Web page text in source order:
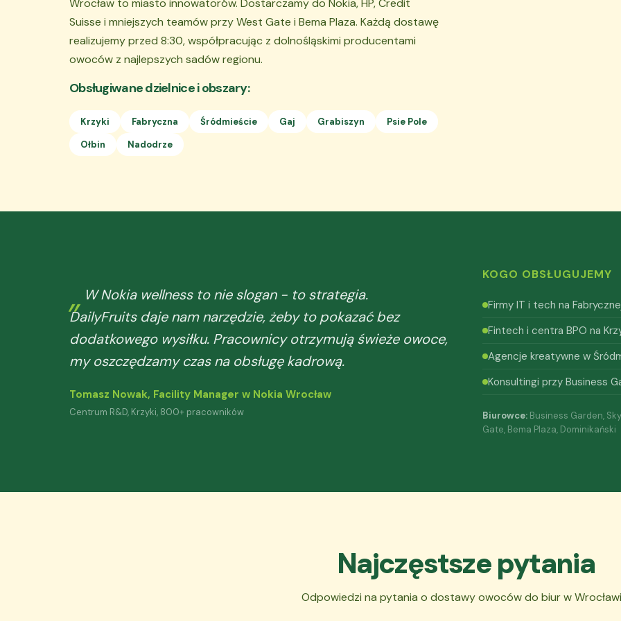
Wrocław to miasto innowatorów. Dostarczamy do Nokia, HP, Credit
Suisse i mniejszych teamów przy West Gate i Bema Plaza. Każdą dostawę
realizujemy przed 8:30, współpracując z dolnośląskimi producentami
owoców z najlepszych sadów regionu.
Obsługiwane dzielnice i obszary:
Krzyki Fabryczna Śródmieście Gaj Grabiszyn
Psie Pole
Ołbin
Nadodrze
W Nokia wellness to nie slogan - to strategia.
DailyFruits daje nam narzędzie, żeby to pokazać bez
dodatkowego wysiłku. Pracownicy otrzymują świeże owoce,
my oszczędzamy czas na obsługę kadrową.
Tomasz Nowak, Facility Manager w Nokia Wrocław
Centrum R&D, Krzyki, 800+ pracowników
KOGO OBSŁUGUJEMY
Firmy IT i tech na
Fintech i centra BPO na
Agencje kreatywne w
Konsultingi przy Business
Biurowce: Business Garden,
Gate, Bema Plaza, Dominikański
Najczęstsze pytania
Odpowiedzi na pytania o dostawy owoców do biur w